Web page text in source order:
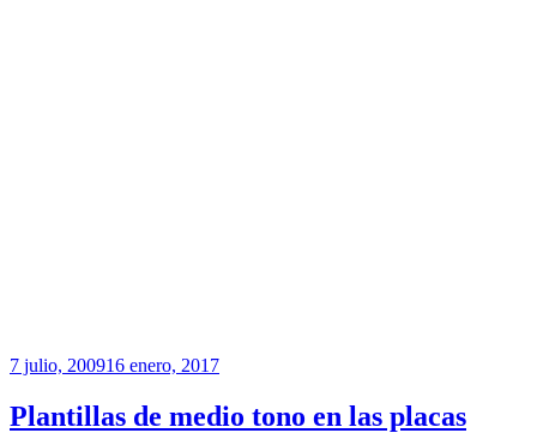
Publicado
7 julio, 200916 enero, 2017
Plantillas de medio tono en las placas